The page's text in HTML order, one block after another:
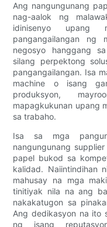
Ang nangungunang
nag-aalok ng
idinisenyo upang
pangangailangan ng
negosyo hanggang
silang perpektong
pangangailangan. Isa
machine o isang
produksyon,
mapagkukunan upang
sa trabaho.
Isa sa mga
nangungunang
papel bukod sa
kalidad. Naiintindihan
mahusay na mga
tinitiyak nila na ang
nakakatugon sa
Ang dedikasyon na ito
ng isang